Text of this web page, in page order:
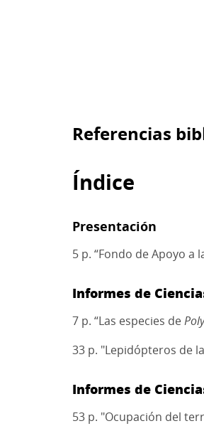
Referencias
Índice
Presentación
5 p. “Fondo de Apoyo a
Informes de
7 p. “Las especies de
33 p. "Lepidópteros de
Informes de
53 p. "Ocupación del